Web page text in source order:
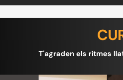
T'agraden els ritmes